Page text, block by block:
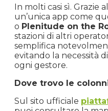
In molti casi sì. Grazie al
un’unica app come
o Plenitude on the
stazioni di altri
semplifica
evitando la necessità
ogni gestore.
Dove trovo le
Sul sito ufficiale